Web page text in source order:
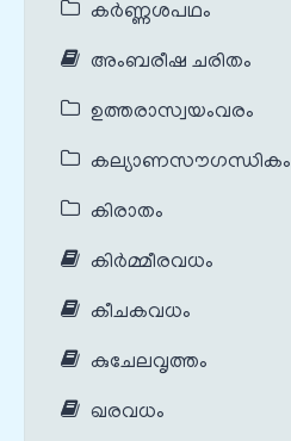
കർണ്ണശപഥം
അംബരീഷ ചരിതം
ഉത്തരാസ്വയംവരം
കല്യാണസൗഗന്ധികം
കിരാതം
കിർമ്മീരവധം
കീചകവധം
കുചേലവൃത്തം
ഖരവധം